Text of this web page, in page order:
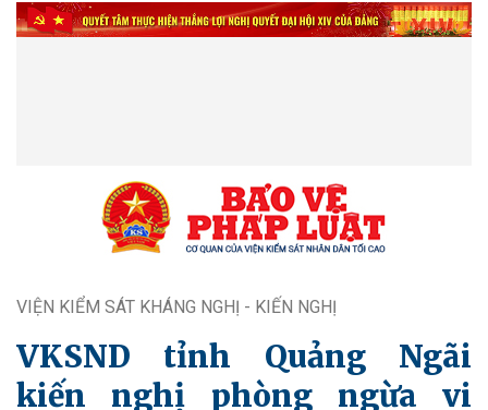
VIỆN KIỂM SÁT KHÁNG NGHỊ - KIẾN NGHỊ
VKSND tỉnh Quảng Ngãi
kiến nghị phòng ngừa vi